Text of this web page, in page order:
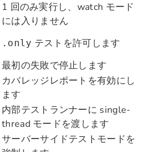
1 回のみ実行し、watch モード
には入りません
.only テストを許可します
最初の失敗で停止します
カバレッジレポートを有効にし
ます
内部テストランナーに single-
thread モードを渡します
サーバーサイドテストモードを